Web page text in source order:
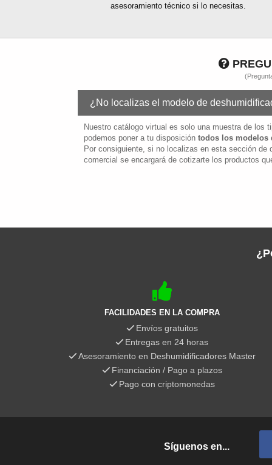
asesoramiento técnico si lo necesitas.
¿No localizas el modelo de
Nuestro catálogo virtual es solo una muestra de los
podemos poner a tu disposición todos los modelos
Por consiguiente, si no localizas en esta sección de
comercial se encargará de cotizarte los productos
FACILIDADES EN LA COMPRA
Envíos gratuitos
Entregas en 24 horas
Asesoramiento en Deshumidificadores Master
Financiación / Pago a plazos
Pago con criptomonedas
Síguenos en...